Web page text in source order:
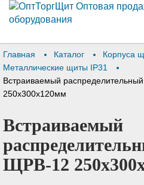
Главная Каталог
Корпуса
Металлические щиты IP31
Встраиваемый
250х300х120мм
Встраиваемый
ЩРВ-12